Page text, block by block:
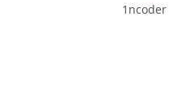
1ncoder